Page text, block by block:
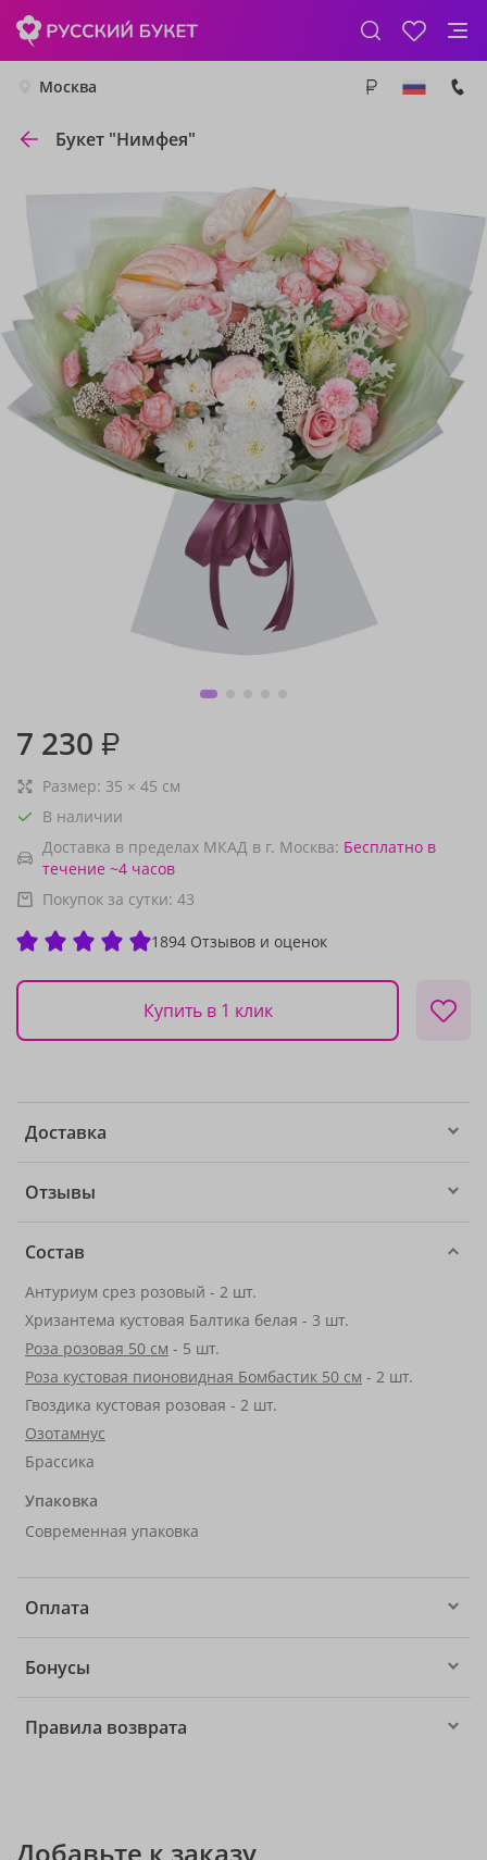
Москва
Букет "Нимфея"
7 230 ₽
Размер: 35 × 45 см
В наличии
Доставка в пределах МКАД в г. Москва: Бесплатно в
течение ~4 часов
Покупок за сутки: 43
1894 Отзывов и оценок
Купить в 1 клик
Доставка
Отзывы
Состав
Антуриум срез розовый - 2 шт.
Хризантема кустовая Балтика белая - 3 шт.
Роза розовая 50 см - 5 шт.
Роза кустовая пионовидная Бомбастик 50 см - 2 шт.
Гвоздика кустовая розовая - 2 шт.
Озотамнус
Брассика
Упаковка
Современная упаковка
Оплата
Бонусы
Правила возврата